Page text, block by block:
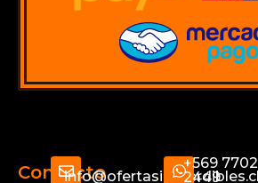
Contactoinfo@ofertasimperdibles.cl
+569 7702
2449